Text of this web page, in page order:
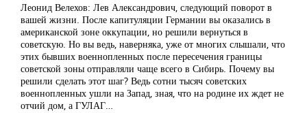
Леонид Велехов: Лев Александрович, следующий поворот в
вашей жизни. После капитуляции Германии вы оказались в
американской зоне оккупации, но решили вернуться в
советскую. Но вы ведь, наверняка, уже от многих слышали, что
этих бывших военнопленных после пересечения границы
советской зоны отправляли чаще всего в Сибирь. Почему вы
решили сделать этот шаг? Ведь сотни тысяч советских
военнопленных ушли на Запад, зная, что на родине их ждет не
отчий дом, а ГУЛАГ…